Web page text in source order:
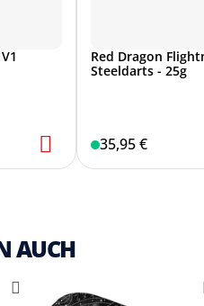
Red Dragon
Steeldarts - 25g
35,95 €
AUCH